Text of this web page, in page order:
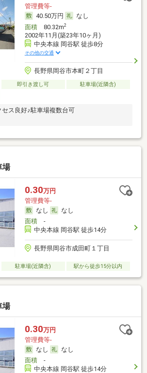
管理費等-
40.50万円
なし
面積80.32m2
2002年11月(築23年10ヶ月)
中央本線 岡谷駅 徒歩8分
その他の交通
長野県岡谷市本町２丁目
即引き渡し可
駐車場(近隣含)
ス良好♪駐車場複数台可
場
0.30万円
管理費等-
なし
なし
面積-
中央本線 岡谷駅 徒歩14分
長野県岡谷市成田町１丁目
駐車場(近隣含) 駅から徒歩15分以内
場
0.30万円
管理費等-
なし
なし
面積-
中央本線 岡谷駅 徒歩14分